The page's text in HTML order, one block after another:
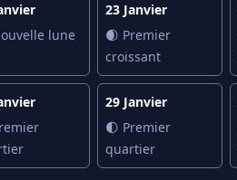
lune
23 Janvier
🌒 Premier
croissant
29 Janvier
🌓 Premier
quartier